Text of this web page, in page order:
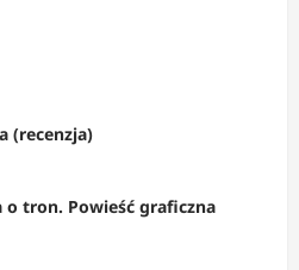
(recenzja)
o tron. Powieść graficzna